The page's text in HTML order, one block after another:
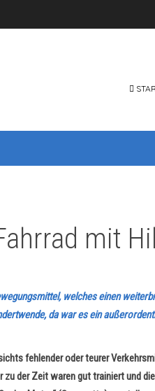
mit
welches einen
da war es ein
fehlender oder teurer
der Zeit waren gut trainiert und